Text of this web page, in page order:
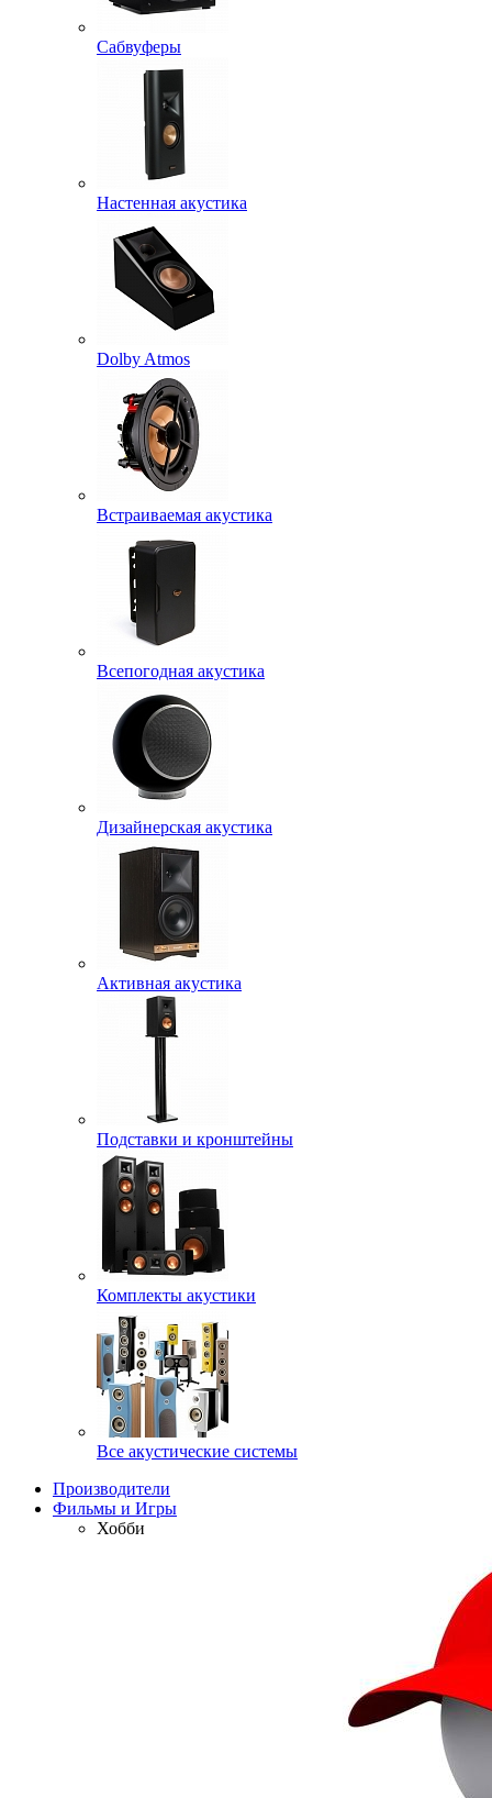
Сабвуферы
Настенная акустика
Dolby Atmos
Встраиваемая акустика
Всепогодная акустика
Дизайнерская акустика
Активная акустика
Подставки и кронштейны
Комплекты акустики
Все акустические системы
Производители
Фильмы и Игры
Хобби